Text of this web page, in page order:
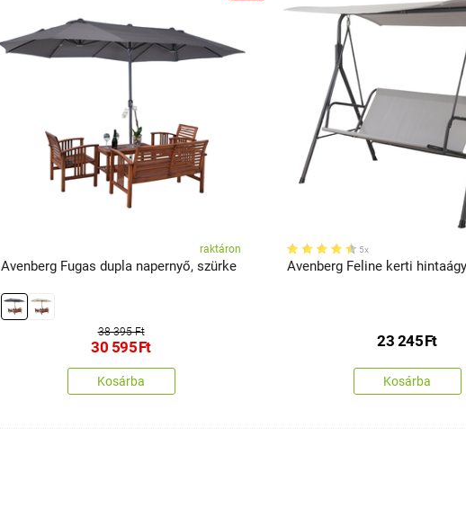
raktáron
Avenberg Fugas dupla napernyő, szürke
38 395 Ft
30 595Ft
Kosárba
5x
Avenberg Feline kerti hintaágy
23 245Ft
Kosárba